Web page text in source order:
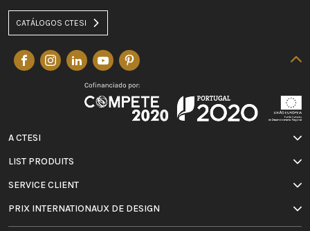
CATÁLOGOS CTESI
A CTESI
LIST PRODUITS
SERVICE CLIENT
PRIX INTERNATIONAUX DE DESIGN